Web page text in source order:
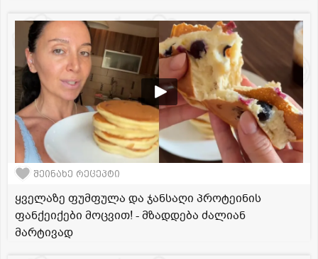
შეინახე რეცეპტი
ყველაზე ფუმფულა და ჯანსაღი პროტეინის
ფანქეიქები მოცვით! - მზადდება ძალიან
მარტივად